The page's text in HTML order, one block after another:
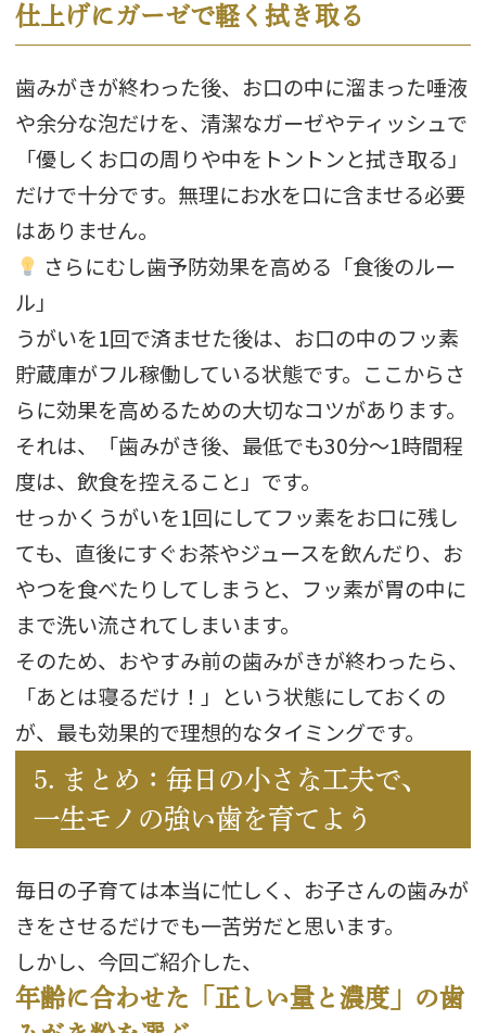
仕上げにガーゼで軽く拭き取る
歯みがきが終わった後、お口の中に溜まった唾液
や余分な泡だけを、清潔なガーゼやティッシュで
「優しくお口の周りや中をトントンと拭き取る」
だけで十分です。無理にお水を口に含ませる必要
はありません。
さらにむし歯予防効果を高める「食後のルー
ル」
うがいを1回で済ませた後は、お口の中のフッ素
貯蔵庫がフル稼働している状態です。ここからさ
らに効果を高めるための大切なコツがあります。
それは、「歯みがき後、最低でも30分〜1時間程
度は、飲食を控えること」です。
せっかくうがいを1回にしてフッ素をお口に残し
ても、直後にすぐお茶やジュースを飲んだり、お
やつを食べたりしてしまうと、フッ素が胃の中に
まで洗い流されてしまいます。
そのため、おやすみ前の歯みがきが終わったら、
「あとは寝るだけ！」という状態にしておくの
が、最も効果的で理想的なタイミングです。
5. まとめ：毎日の小さな工夫で、
一生モノの強い歯を育てよう
毎日の子育ては本当に忙しく、お子さんの歯みが
きをさせるだけでも一苦労だと思います。
しかし、今回ご紹介した、
年齢に合わせた「正しい量と濃度」の歯